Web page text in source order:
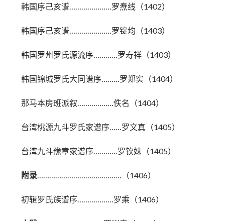
韩国序己亥谱…………………罗焘线（1402）
韩国序己亥谱…………………罗锭均（1403）
韩国罗州罗氏源流序…………罗寿祥（1403）
韩国锦城罗氏大同谱序………罗郑实（1404）
那马本房班派叙………………佚名（1404）
台湾桃源九斗罗氏家谱序……罗文真（1405）
台湾九斗豫章家谱序…………罗钦妹（1405）
附录……………………………………（1406）
初辑罗氏族谱序………………罗乘（1406）